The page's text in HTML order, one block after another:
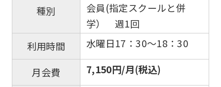
種別
会員(指定スクールと併
学） 週1回
利用時間
水曜日17：30〜18：30
月会費 7,150円/月(税込)